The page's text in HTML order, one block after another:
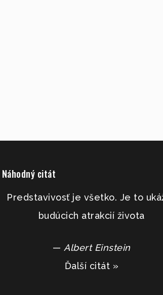
Náhodný citát
Predstavivosť je všetko. Je to
budúcich atrakcií života
— Albert Einstein
Ďalší citát »